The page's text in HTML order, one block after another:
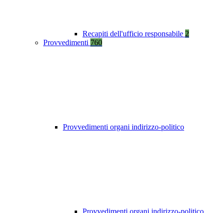
Recapiti dell'ufficio responsabile 2
Provvedimenti 760
Provvedimenti organi indirizzo-politico